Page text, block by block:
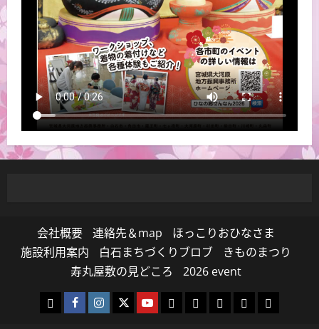
会社概要 連絡先＆map
ほっこりおひなさま
施設利用案内
白石まちづくりブロブ
きものまつり
寿丸屋敷の見どころ
2026 event
白
Facebook
Instagram
TwitterYoutube
寿
白
Eventsyuuriyou
2026